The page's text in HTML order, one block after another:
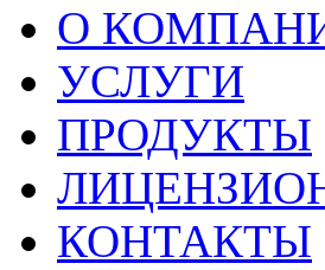
О
УСЛУГИ
ПРОДУКТЫ
КОНТАКТЫ